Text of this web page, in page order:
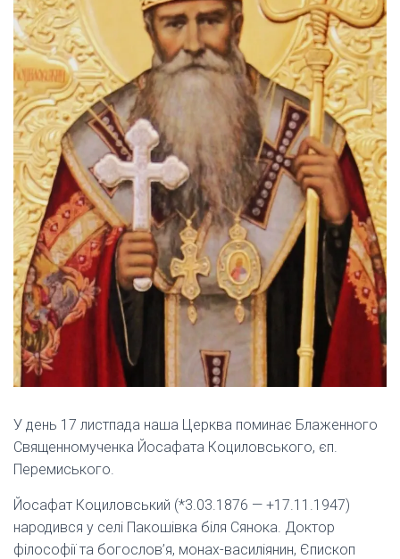
У день 17 листпада наша Церква поминає Блаженного
Священномученка Йосафата Коциловського, єп.
Перемиського.
Йосафат Коциловський (*3.03.1876 — +17.11.1947)
народився у селі Пакошівка біля Сянока. Доктор
філософії та богослов’я, монах-василіянин, Єпископ